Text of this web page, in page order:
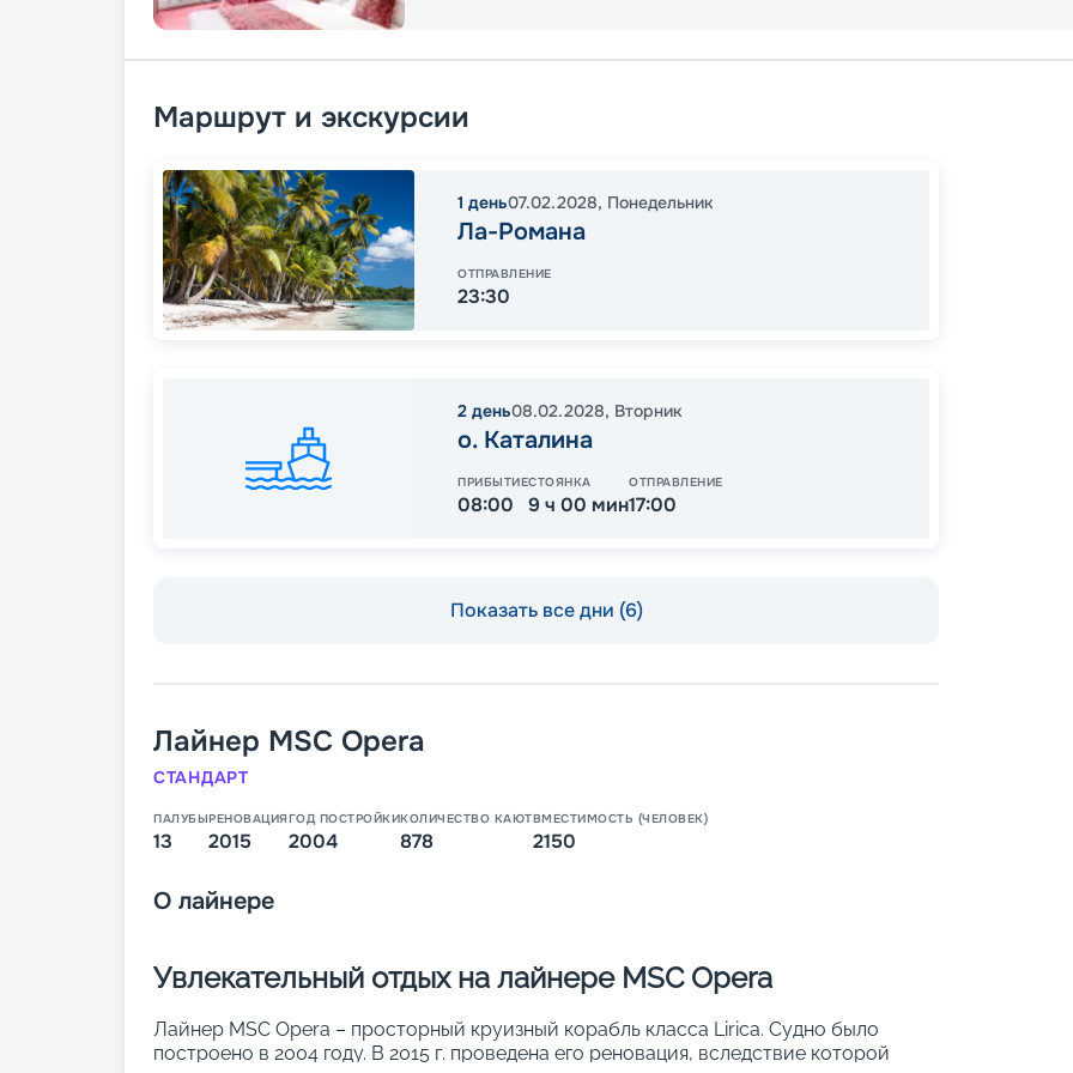
Маршрут и экскурсии
1 день07.02.2028, Понедельник
Ла-Романа
ОТПРАВЛЕНИЕ
23:30
2 день08.02.2028, Вторник
о. Каталина
ПРИБЫТИЕ
08:00
СТОЯНКА
9 ч 00 мин
ОТПРАВЛЕНИЕ
17:00
Показать все дни (6)
Лайнер MSC Opera
СТАНДАРТ
ПАЛУБЫ
13
РЕНОВАЦИЯ
2015
ГОД ПОСТРОЙКИ
2004
КОЛИЧЕСТВО КАЮТ
878
ВМЕСТИМОСТЬ (ЧЕЛОВЕК)
2150
О лайнере
Увлекательный отдых на лайнере MSC Opera
Лайнер MSC Opera – просторный круизный корабль класса Lirica. Судно было
построено в 2004 году. В 2015 г. проведена его реновация, вследствие которой